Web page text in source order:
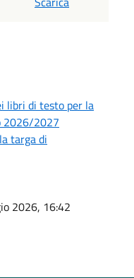
libri di testo per la
2026/2027
targa di
2026, 16:42